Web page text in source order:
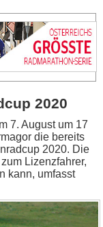
2020
7. August um 17
die bereits
2020. Die
Lizenzfahrer,
kann, umfasst